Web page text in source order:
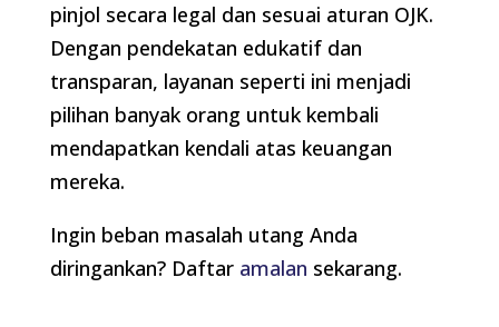
pinjol secara legal dan sesuai aturan OJK.
Dengan pendekatan edukatif dan
transparan, layanan seperti ini menjadi
pilihan banyak orang untuk kembali
mendapatkan kendali atas keuangan
mereka.
Ingin beban masalah utang Anda
diringankan? Daftar amalan sekarang.